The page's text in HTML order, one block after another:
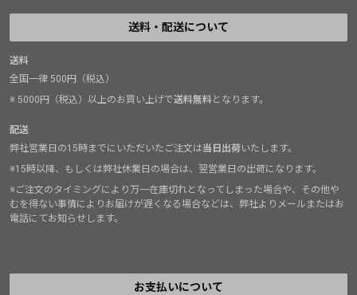
すくて痛くないのですがそのせいか伸びやすい感じで
この2点だけ直して欲しいです。
リソール中ですが、もう一足欲しいシューズです。
送料・配送について
送料
全国一律 500円（税込）
※ 5000円（税込）以上のお買い上げで送料無料となります。
配送
弊社営業日の15時までにいただいたご注文は当日出荷いたします。
※15時以降、もしくは弊社休業日の場合は、翌営業日の出荷になります。
※ご注文のタイミングにより万一在庫切れとなってしまった場合や、その他や
むを得ない事情によりお届けが遅くなる場合などは、弊社よりメールまたはお
電話にてお知らせします。
お支払いについて